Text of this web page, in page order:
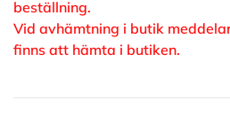
beställning.
Vid avhämtning i butik
finns att hämta i butiken.